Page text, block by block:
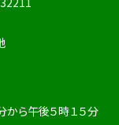
ら午後５時１５分